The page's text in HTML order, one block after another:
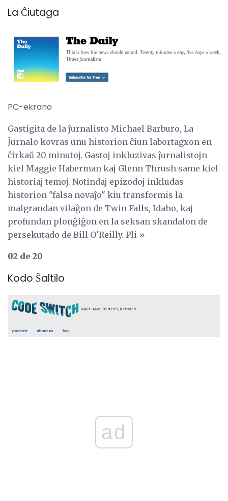
La Ĉiutaga
PC-ekrano
Gastigita de la ĵurnalisto Michael Barburo, La
Ĵurnalo kovras unu historion ĉiun labortagxon en
ĉirkaŭ 20 minutoj. Gastoj inkluzivas ĵurnalistojn
kiel Maggie Haberman kaj Glenn Thrush same kiel
historiaj temoj. Notindaj epizodoj inkludas
historion "falsa novaĵo" kiu transformis la
malgrandan vilaĝon de Twin Falls, Idaho, kaj
profundan plonĝiĝon en la seksan skandalon de
persekutado de Bill O'Reilly. Pli »
02 de 20
Kodo Ŝaltilo
ad